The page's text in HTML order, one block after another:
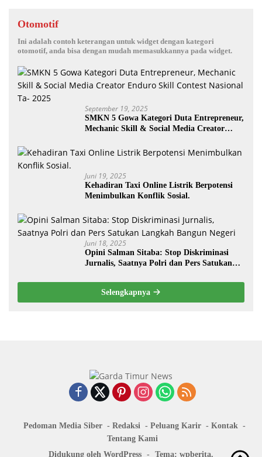
Otomotif
Ini adalah contoh keterangan untuk widget dengan kategori
otomotif, anda bisa dengan mudah memasukkannya pada widget.
September 19, 2025
SMKN 5 Gowa Kategori Duta Entrepreneur,
Mechanic Skill & Social Media Creator
Juni 19, 2025
Kehadiran Taxi Online Listrik Berpotensi
Menimbulkan Konflik Sosial.
Juni 18, 2025
Opini Salman Sitaba: Stop Diskriminasi
Jurnalis, Saatnya Polri dan Pers Satukan
Selengkapnya
Pedoman Media Siber Redaksi Peluang Karir
Kontak
Tentang Kami
Didukung oleh WordPress - Tema: wpberita.